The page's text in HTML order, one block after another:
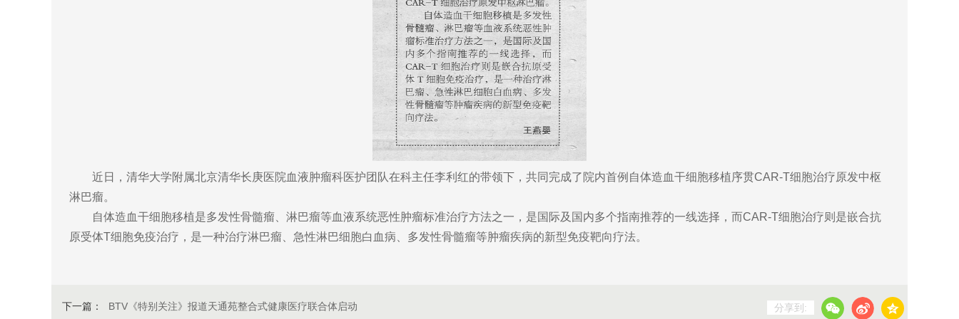
近日，清华大学附属北京清华长庚医院血液肿瘤科医护团队在科主任李利红的带领下，共同完成了院内首例自体造血干细胞移植序贯CAR-T细胞治疗原发中枢
淋巴瘤。
自体造血干细胞移植是多发性骨髓瘤、淋巴瘤等血液系统恶性肿瘤标准治疗方法之一，是国际及国内多个指南推荐的一线选择，而CAR-T细胞治疗则是嵌合抗
原受体T细胞免疫治疗，是一种治疗淋巴瘤、急性淋巴细胞白血病、多发性骨髓瘤等肿瘤疾病的新型免疫靶向疗法。
下一篇： BTV《特别关注》报道天通苑整合式健康医疗联合体启动 分享到: